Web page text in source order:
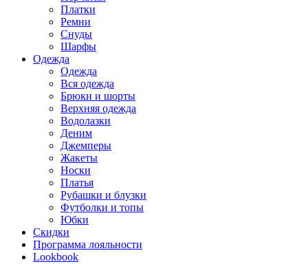
Платки
Ремни
Снуды
Шарфы
Одежда
Одежда
Вся одежда
Брюки и шорты
Верхняя одежда
Водолазки
Деним
Джемперы
Жакеты
Носки
Платья
Рубашки и блузки
Футболки и топы
Юбки
Скидки
Программа лояльности
Lookbook